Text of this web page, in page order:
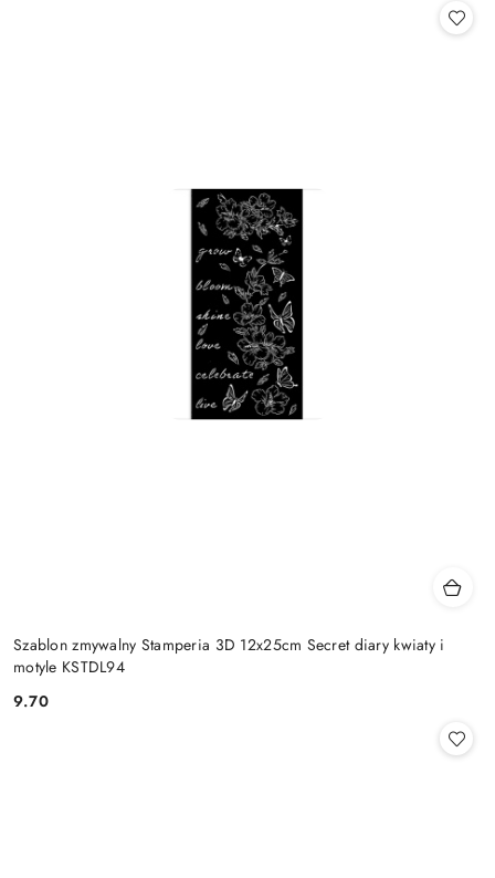
Szablon zmywalny Stamperia 3D 12x25cm Secret diary kwiaty i
motyle KSTDL94
Cena:
9.70